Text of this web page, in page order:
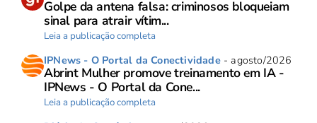
Golpe da antena falsa: criminosos bloqueiam
sinal para atrair vítim...
Leia a publicação completa
IPNews - O Portal da Conectividade- agosto/2026
Abrint Mulher promove treinamento em IA -
IPNews - O Portal da Cone...
Leia a publicação completa